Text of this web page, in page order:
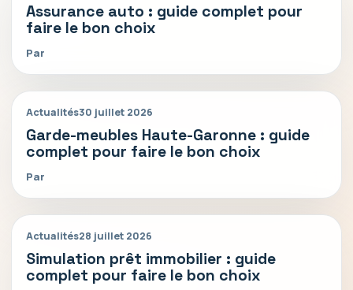
Assurance auto : guide complet pour
faire le bon choix
Par
Actualités30 juillet 2026
Garde-meubles Haute-Garonne : guide
complet pour faire le bon choix
Par
Actualités28 juillet 2026
Simulation prêt immobilier : guide
complet pour faire le bon choix